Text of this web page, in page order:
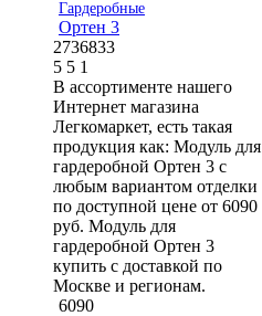
Гардеробные
Ортен 3
2736833
5 5 1
В ассортименте нашего
Интернет магазина
Легкомаркет, есть такая
продукция как: Модуль для
гардеробной Ортен 3 с
любым вариантом отделки
по доступной цене от 6090
руб. Модуль для
гардеробной Ортен 3
купить с доставкой по
Москве и регионам.
6090